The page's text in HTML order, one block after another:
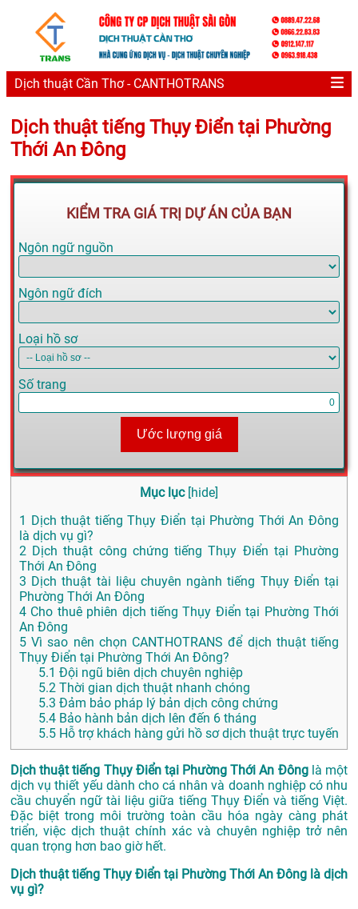
Dịch thuật Cần Thơ - CANTHOTRANS
Dịch thuật tiếng Thụy Điển tại Phường
Thới An Đông
KIỂM TRA GIÁ TRỊ DỰ ÁN CỦA BẠN
Ngôn ngữ nguồn
Ngôn ngữ đích
Loại hồ sơ
Số trang
Ước lượng giá
Mục lục [hide]
1
Dịch thuật tiếng Thụy Điển tại Phường Thới An Đông
là dịch vụ gì?
2 Dịch thuật công chứng tiếng Thụy Điển tại Phường
Thới An Đông
3 Dịch thuật tài liệu chuyên ngành tiếng Thụy Điển tại
Phường Thới An Đông
4 Cho thuê phiên dịch tiếng Thụy Điển tại Phường Thới
An Đông
5 Vì sao nên chọn CANTHOTRANS để dịch thuật tiếng
Thụy Điển tại Phường Thới An Đông?
5.1 Đội ngũ biên dịch chuyên nghiệp
5.2 Thời gian dịch thuật nhanh chóng
5.3 Đảm bảo pháp lý bản dịch công chứng
5.4 Bảo hành bản dịch lên đến 6 tháng
5.5 Hỗ trợ khách hàng gửi hồ sơ dịch thuật trực tuyến
Dịch thuật tiếng Thụy Điển tại Phường Thới An Đônglà một
dịch vụ thiết yếu dành cho cá nhân và doanh nghiệp có nhu
cầu chuyển ngữ tài liệu giữa tiếng Thụy Điển và tiếng Việt.
Đặc biệt trong môi trường toàn cầu hóa ngày càng phát
triển, việc dịch thuật chính xác và chuyên nghiệp trở nên
quan trọng hơn bao giờ hết.
Dịch thuật tiếng Thụy Điển tại Phường Thới An Đông là dịch
vụ gì?